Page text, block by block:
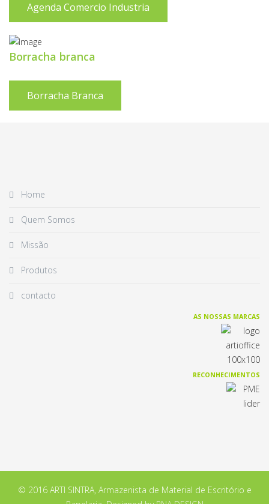
Agenda Comercio Industria
Borracha branca
Borracha Branca
Home
Quem Somos
Missão
Produtos
contacto
AS NOSSAS MARCAS
RECONHECIMENTOS
© 2016 ARTI SINTRA, Armazenista de Material de Escritório e